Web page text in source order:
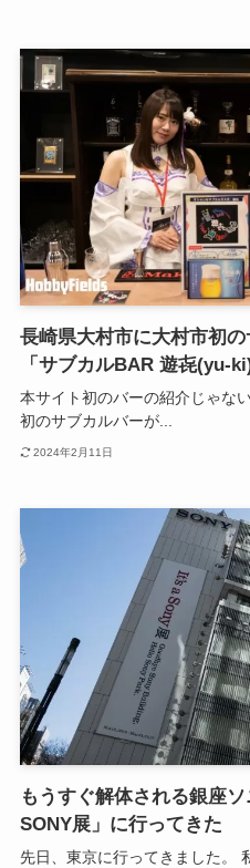
長崎県大村市に大村市初
「サブカルBAR 遊㐂(yu-ki)
本サイト初のバーの紹介じゃな
初のサブカルバーが...
2024年2月11日
もうすぐ解体される銀座
SONY展」に行ってきた
先日、東京に行ってきました。